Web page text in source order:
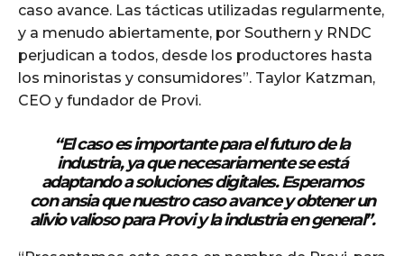
caso avance. Las tácticas utilizadas regularmente,
y a menudo abiertamente, por Southern y RNDC
perjudican a todos, desde los productores hasta
los minoristas y consumidores”. Taylor Katzman,
CEO y fundador de Provi.
“El caso es importante para el futuro de la
industria, ya que necesariamente se está
adaptando a soluciones digitales. Esperamos
con ansia que nuestro caso avance y obtener un
alivio valioso para Provi y la industria en general”.